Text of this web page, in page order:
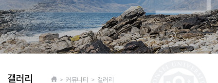
갤러리 > 커뮤니티 > 갤러리